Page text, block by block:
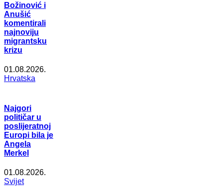
Božinović i
Anušić
komentirali
najnoviju
migrantsku
krizu
01.08.2026.
Hrvatska
Najgori
političar u
poslijeratnoj
Europi bila je
Angela
Merkel
01.08.2026.
Svijet